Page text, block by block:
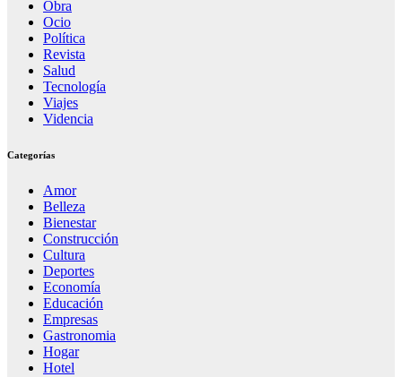
Obra
Ocio
Política
Revista
Salud
Tecnología
Viajes
Videncia
Categorías
Amor
Belleza
Bienestar
Construcción
Cultura
Deportes
Economía
Educación
Empresas
Gastronomia
Hogar
Hotel